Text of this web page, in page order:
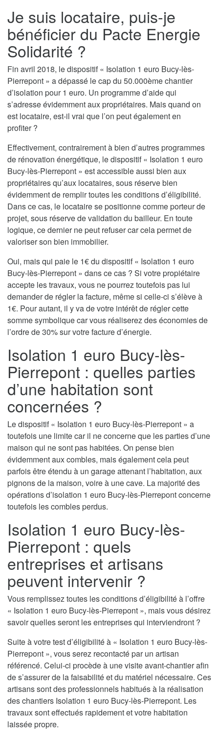
Je suis locataire, puis-je
bénéficier du Pacte Energie
Solidarité ?
Fin avril 2018, le dispositif « Isolation 1 euro Bucy-lès-
Pierrepont » a dépassé le cap du 50.000ème chantier
d’isolation pour 1 euro. Un programme d’aide qui
s’adresse évidemment aux propriétaires. Mais quand on
est locataire, est-il vrai que l’on peut également en
profiter ?
Effectivement, contrairement à bien d’autres programmes
de rénovation énergétique, le dispositif « Isolation 1 euro
Bucy-lès-Pierrepont » est accessible aussi bien aux
propriétaires qu’aux locataires, sous réserve bien
évidemment de remplir toutes les conditions d’éligibilité.
Dans ce cas, le locataire se positionne comme porteur de
projet, sous réserve de validation du bailleur. En toute
logique, ce dernier ne peut refuser car cela permet de
valoriser son bien immobilier.
Oui, mais qui paie le 1€ du dispositif « Isolation 1 euro
Bucy-lès-Pierrepont » dans ce cas ? Si votre propiétaire
accepte les travaux, vous ne pourrez toutefois pas lui
demander de régler la facture, même si celle-ci s’élève à
1€. Pour autant, il y va de votre intérêt de régler cette
somme symbolique car vous réaliserez des économies de
l’ordre de 30% sur votre facture d’énergie.
Isolation 1 euro Bucy-lès-
Pierrepont : quelles parties
d’une habitation sont
concernées ?
Le dispositif « Isolation 1 euro Bucy-lès-Pierrepont » a
toutefois une limite car il ne concerne que les parties d’une
maison qui ne sont pas habitées. On pense bien
évidemment aux combles, mais également cela peut
parfois être étendu à un garage attenant l’habitation, aux
pignons de la maison, voire à une cave. La majorité des
opérations d’isolation 1 euro Bucy-lès-Pierrepont concerne
toutefois les combles perdus.
Isolation 1 euro Bucy-lès-
Pierrepont : quels
entreprises et artisans
peuvent intervenir ?
Vous remplissez toutes les conditions d’éligibilité à l’offre
« Isolation 1 euro Bucy-lès-Pierrepont », mais vous désirez
savoir quelles seront les entreprises qui interviendront ?
Suite à votre test d’éligibilité à « Isolation 1 euro Bucy-lès-
Pierrepont », vous serez recontacté par un artisan
référencé. Celui-ci procède à une visite avant-chantier afin
de s’assurer de la faisabilité et du matériel nécessaire. Ces
artisans sont des professionnels habitués à la réalisation
des chantiers Isolation 1 euro Bucy-lès-Pierrepont. Les
travaux sont effectués rapidement et votre habitation
laissée propre.